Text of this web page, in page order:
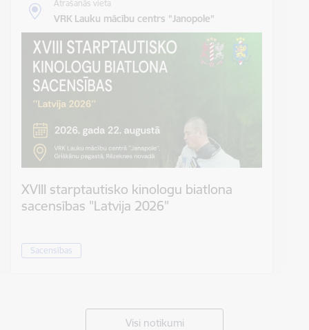
Atrašanās vieta
VRK Lauku mācību centrs "Janopole"
XVIII starptautisko kinologu biatlona
sacensības "Latvija 2026"
Sacensības
Visi notikumi